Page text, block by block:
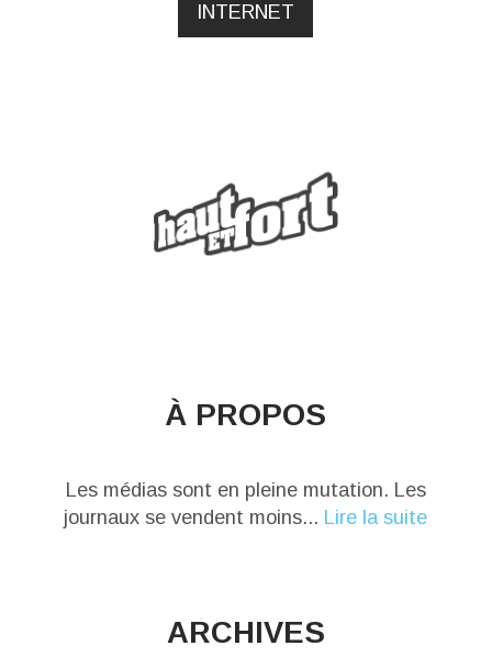
INTERNET
À PROPOS
Les médias sont en pleine mutation. Les
journaux se vendent moins... Lire la suite
ARCHIVES